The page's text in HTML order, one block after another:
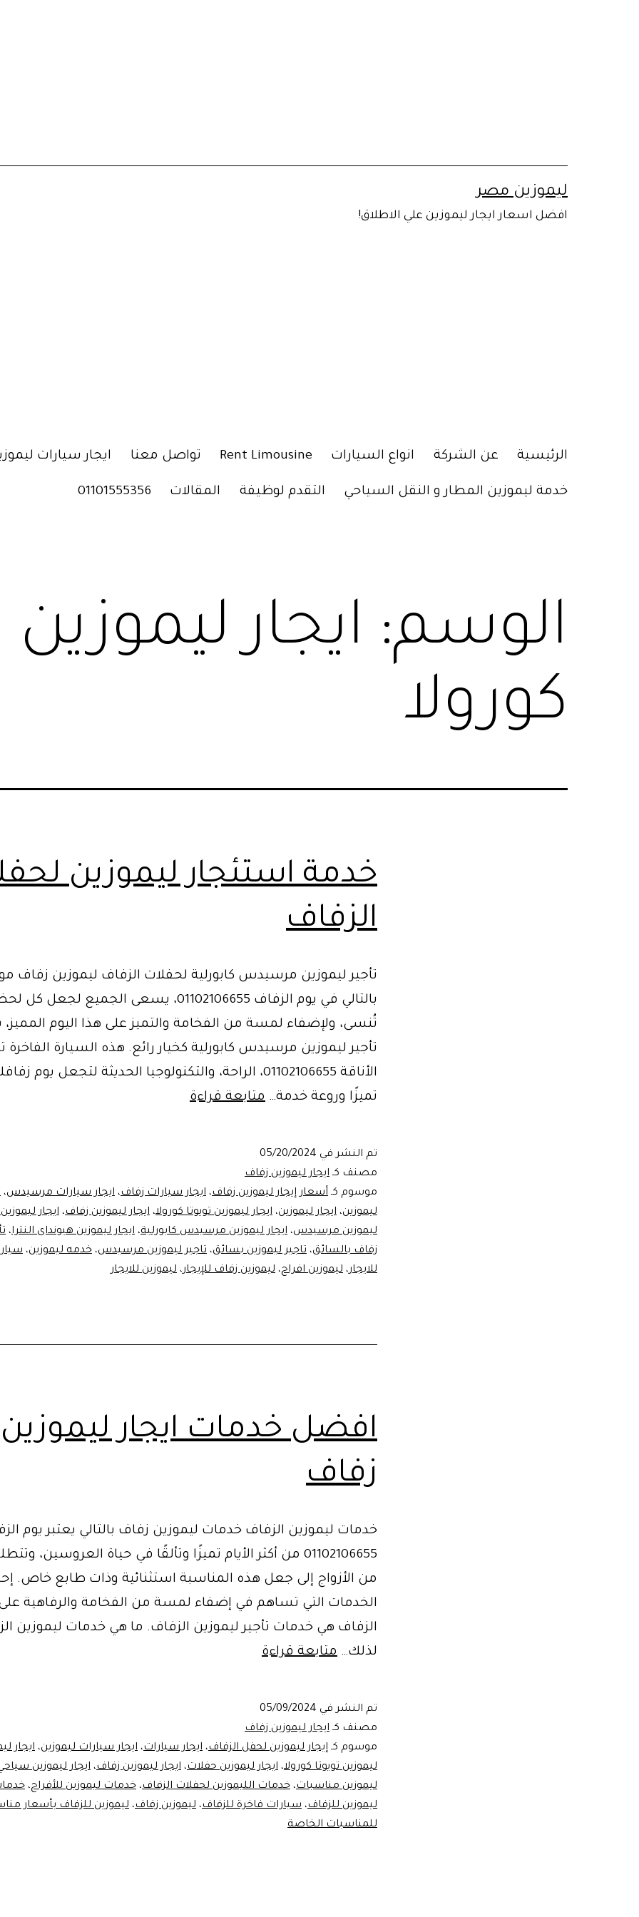
ليموزين مصر
افضل اسعار ايجار ليموزين علي الاطلاق!
الرئيسية عن الشركة انواع السيارات Rent Limousine تواصل معنا ايجار سيارات
خدمة ليموزين المطار و النقل السياحي التقدم لوظيفة المقالات 01101555356
الوسم: ايجار ليموزين
كورولا
خدمة استئجار ليموزين
الزفاف
تأجير ليموزين مرسيدس كابورلية لحفلات الزفاف ليموزين زفاف
بالتالي في يوم الزفاف 01102106655، يسعى الجميع لجعل
تُنسى، ولإضفاء لمسة من الفخامة والتميز على هذا اليوم المميز،
تأجير ليموزين مرسيدس كابورلية كخيار رائع. هذه السيارة
الأناقة 01102106655، الراحة، والتكنولوجيا الحديثة لتجعل يوم
تميزًا وروعة خدمة… متابعة قراءة
الزفاف
تم النشر في 05/20/2024
مصنف كـ ايجار ليموزين زفاف
موسوم كـ أسعار إيجار ليموزين زفاف، ايجار سيارات زفاف، ايجار سيارات مرسيدس،
ليموزين، ايجار ليموزين، ايجار ليموزين تويوتا كورولا، ايجار ليموزين زفاف، ايجار
ليموزين مرسيدس، ايجار ليموزين مرسيدس كابورلية، ايجار ليموزين هيونداى النترا،
زفاف بالسائق، تاجير ليموزين بسائق، تاجير ليموزين مرسيدس، خدمه ليموزين،
للايجار، ليموزين افراح، ليموزين زفاف للإيجار، ليموزين للايجار
افضل خدمات ايجار ليموزين
زفاف
خدمات ليموزين الزفاف خدمات ليموزين زفاف بالتالي يعتبر يوم
01102106655 من أكثر الأيام تميزًا وتألقًا في حياة العروسين،
من الأزواج إلى جعل هذه المناسبة استثنائية وذات طابع خاص.
الخدمات التي تساهم في إضفاء لمسة من الفخامة والرفاهية
الزفاف هي خدمات تأجير ليموزين الزفاف. ما هي خدمات ليموزين
لذلك… متابعة قراءة
ايجار
ليموزين
زفاف
تم النشر في 05/09/2024
مصنف كـ ايجار ليموزين زفاف
موسوم كـ إيجار ليموزين لحفل الزفاف، ايجار سيارات، ايجار سيارات ليموزين، ايجار
ليموزين تويوتا كورولا، ايجار ليموزين حفلات، ايجار ليموزين زفاف، ايجار ليموزين
ليموزين مناسبات، خدمات الليموزين لحفلات الزفاف، خدمات ليموزين للأفراح،
ليموزين للزفاف، سيارات فاخرة للزفاف، ليموزين زفاف، ليموزين للزفاف بأسعار
للمناسبات الخاصة